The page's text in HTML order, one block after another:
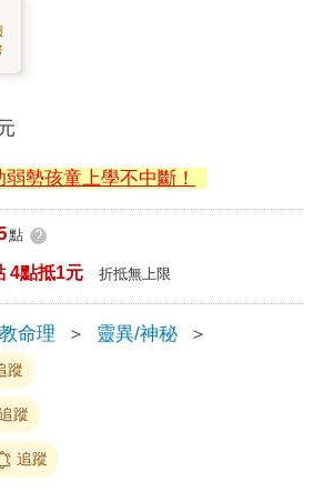
勢孩童上學不中斷！
點 ?
4點抵1元 折抵無上限
命理 ＞ 靈異/神秘
＞
蹤
蹤
追蹤